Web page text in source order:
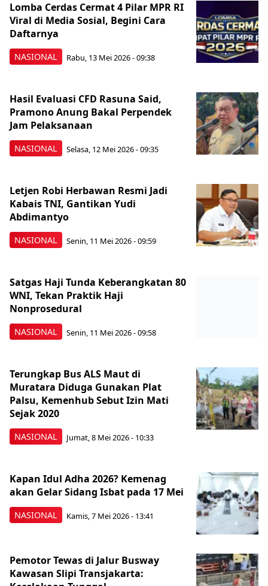
NASIONAL
Lomba Cerdas Cermat 4 Pilar MPR RI
Viral di Media Sosial, Begini Cara
Daftarnya
Rabu, 13 Mei 2026 - 09:38
NASIONAL
Hasil Evaluasi CFD Rasuna Said,
Pramono Anung Bakal Perpendek
Jam Pelaksanaan
Selasa, 12 Mei 2026 - 09:35
NASIONAL
Letjen Robi Herbawan Resmi Jadi
Kabais TNI, Gantikan Yudi
Abdimantyo
Senin, 11 Mei 2026 - 09:59
NASIONAL
Satgas Haji Tunda Keberangkatan 80
WNI, Tekan Praktik Haji
Nonprosedural
Senin, 11 Mei 2026 - 09:58
NASIONAL
Terungkap Bus ALS Maut di
Muratara Diduga Gunakan Plat
Palsu, Kemenhub Sebut Izin Mati
Sejak 2020
Jumat, 8 Mei 2026 - 10:33
NASIONAL
Kapan Idul Adha 2026? Kemenag
akan Gelar Sidang Isbat pada 17 Mei
Kamis, 7 Mei 2026 - 13:41
Pemotor Tewas di Jalur Busway
Kawasan Slipi Transjakarta: